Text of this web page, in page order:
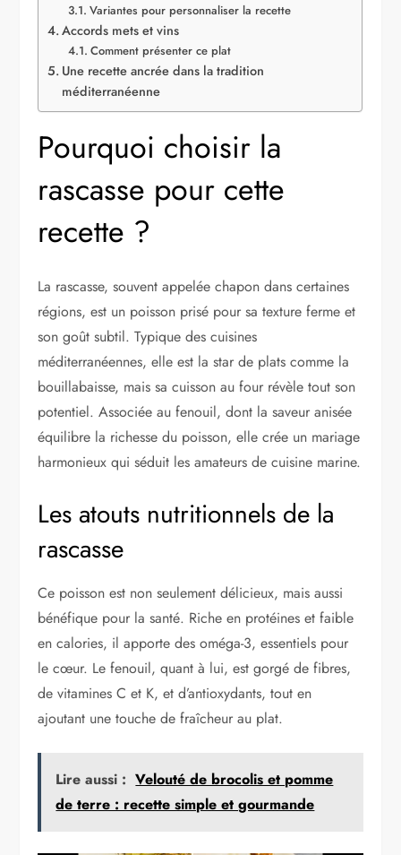
Variantes pour personnaliser la recette
Accords mets et vins
Comment présenter ce plat
Une recette ancrée dans la tradition
méditerranéenne
Pourquoi choisir la
rascasse pour cette
recette ?
La rascasse, souvent appelée chapon dans certaines
régions, est un poisson prisé pour sa texture ferme et
son goût subtil. Typique des cuisines
méditerranéennes, elle est la star de plats comme la
bouillabaisse, mais sa cuisson au four révèle tout son
potentiel. Associée au fenouil, dont la saveur anisée
équilibre la richesse du poisson, elle crée un mariage
harmonieux qui séduit les amateurs de cuisine marine.
Les atouts nutritionnels de la
rascasse
Ce poisson est non seulement délicieux, mais aussi
bénéfique pour la santé. Riche en protéines et faible
en calories, il apporte des oméga-3, essentiels pour
le cœur. Le fenouil, quant à lui, est gorgé de fibres,
de vitamines C et K, et d’antioxydants, tout en
ajoutant une touche de fraîcheur au plat.
Lire aussi : Velouté de brocolis et pomme
de terre : recette simple et gourmande